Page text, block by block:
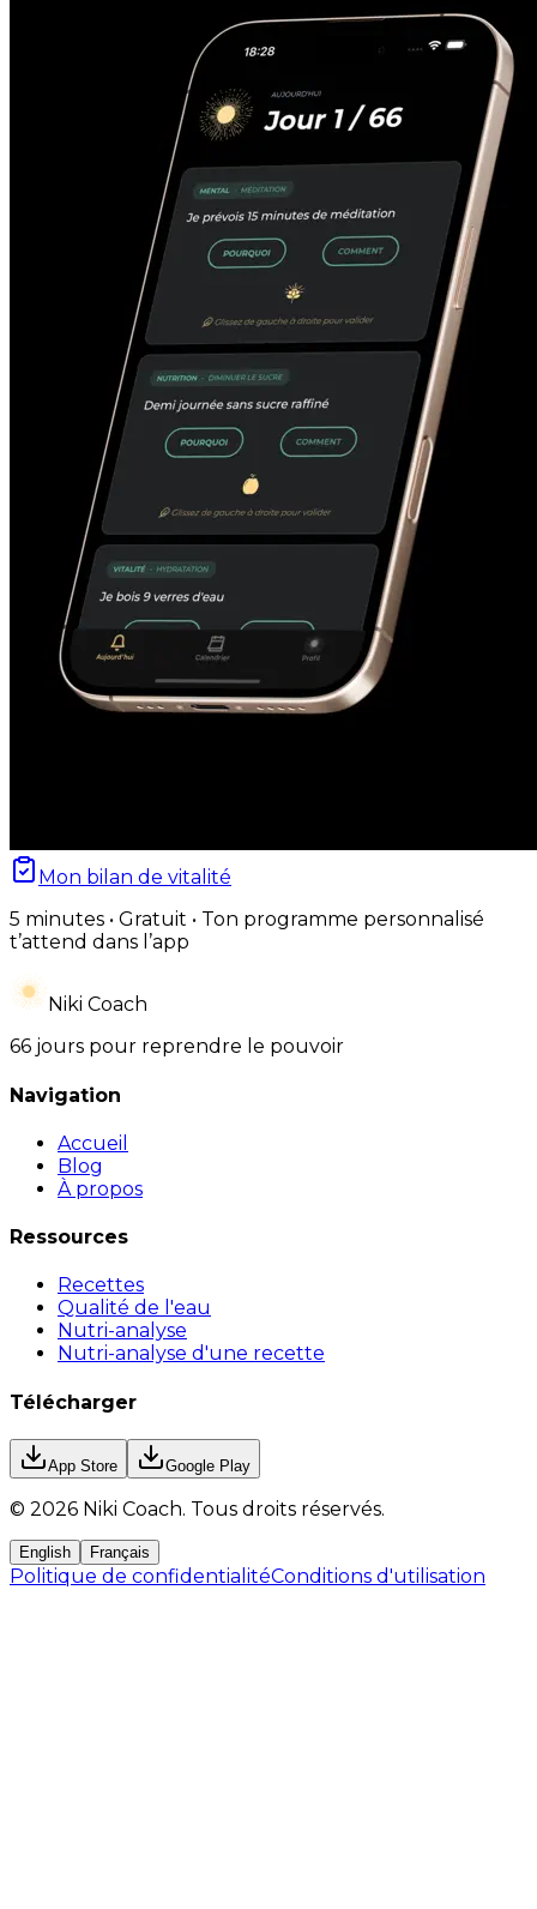
Mon bilan de vitalité
5 minutes • Gratuit • Ton programme personnalisé
t’attend dans l’app
Niki Coach
66 jours pour reprendre le pouvoir
Navigation
Accueil
Blog
À propos
Ressources
Recettes
Qualité de l'eau
Nutri-analyse
Nutri-analyse d'une recette
Télécharger
App Store Google Play
© 2026 Niki Coach. Tous droits réservés.
English Français
Politique de confidentialitéConditions d'utilisation